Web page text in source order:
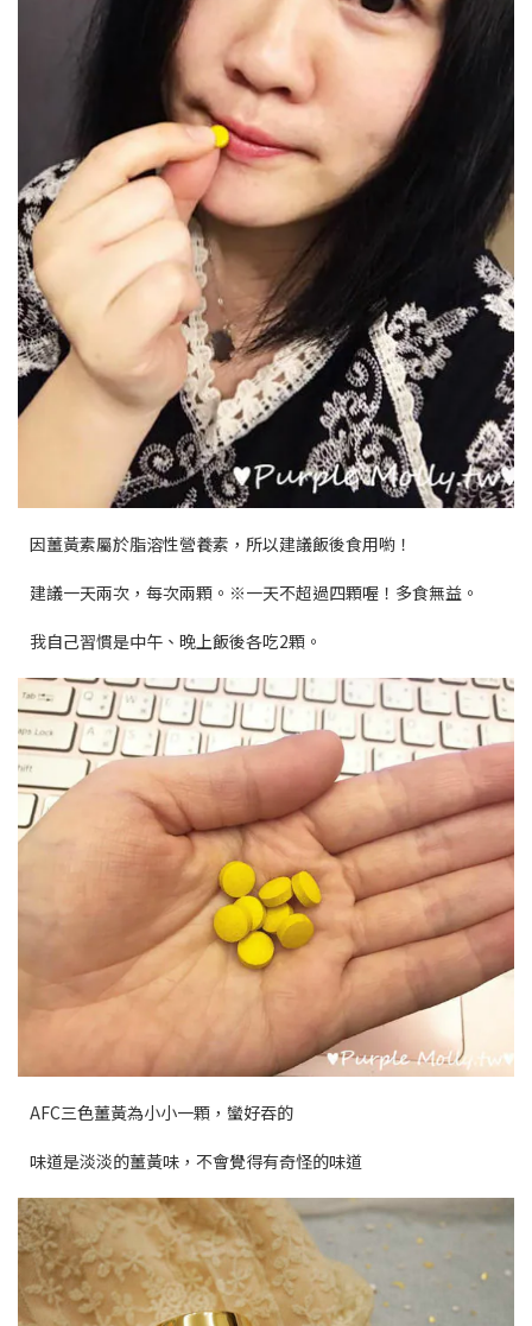
因薑黃素屬於脂溶性營養素，所以建議飯後食用喲！
建議一天兩次，每次兩顆。※一天不超過四顆喔！多食無益。
我自己習慣是中午、晚上飯後各吃2顆。
AFC三色薑黃為小小一顆，蠻好吞的
味道是淡淡的薑黃味，不會覺得有奇怪的味道